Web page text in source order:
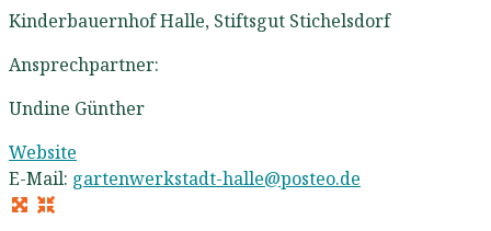
Kinderbauernhof Halle, Stiftsgut Stichelsdorf
Ansprechpartner:
Undine Günther
Website
E-Mail: gartenwerkstadt-halle@posteo.de